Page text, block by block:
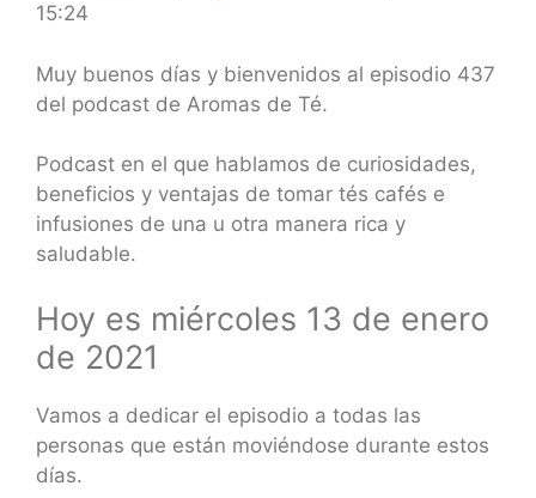
SHARE
LINK
EMBED
15:24
Muy buenos días y bienvenidos al episodio 437
del podcast de Aromas de Té.
Podcast en el que hablamos de curiosidades,
beneficios y ventajas de tomar tés cafés e
infusiones de una u otra manera rica y
saludable.
Hoy es miércoles 13 de enero
de 2021
Vamos a dedicar el episodio a todas las
personas que están moviéndose durante estos
días.